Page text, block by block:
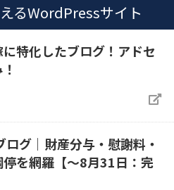
るWordPressサイト
特化したブログ！アドセ
ログ｜財産分与・慰謝料・
を網羅【～8月31日：完